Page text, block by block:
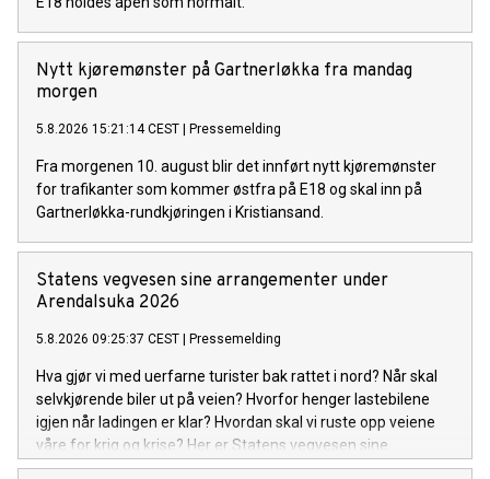
Nytt kjøremønster på Gartnerløkka fra mandag
morgen
5.8.2026 15:21:14 CEST Pressemelding
Fra morgenen 10. august blir det innført nytt kjøremønster
for trafikanter som kommer østfra på E18 og skal inn på
Gartnerløkka-rundkjøringen i Kristiansand.
Statens vegvesen sine arrangementer under
Arendalsuka 2026
5.8.2026 09:25:37 CEST Pressemelding
Hva gjør vi med uerfarne turister bak rattet i nord? Når skal
selvkjørende biler ut på veien? Hvorfor henger lastebilene
igjen når ladingen er klar? Hvordan skal vi ruste opp veiene
våre for krig og krise? Her er Statens vegvesen sine
arrangementer under Arendalsuka 2026.